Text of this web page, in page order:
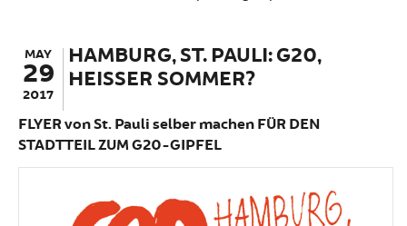
MAY
29
2017
HAMBURG, ST. PAULI: G20,
HEISSER SOMMER?
FLYER von St. Pauli selber machen FÜR DEN
STADTTEIL ZUM G20-GIPFEL